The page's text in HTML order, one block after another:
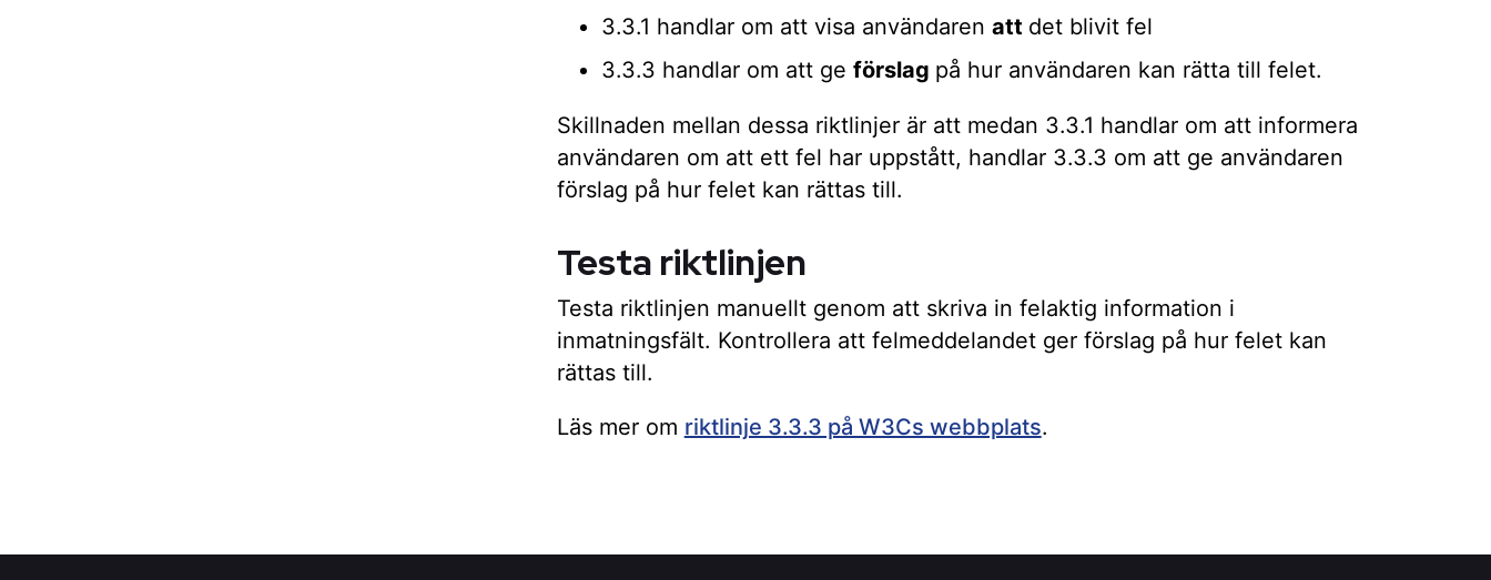
3.3.1 handlar om att visa användaren att det blivit fel
3.3.3 handlar om att ge förslag på hur användaren kan rätta till felet.
Skillnaden mellan dessa riktlinjer är att medan 3.3.1 handlar om att informera
användaren om att ett fel har uppstått, handlar 3.3.3 om att ge användaren
förslag på hur felet kan rättas till.
Testa riktlinjen
Testa riktlinjen manuellt genom att skriva in felaktig information i
inmatningsfält. Kontrollera att felmeddelandet ger förslag på hur felet kan
rättas till.
Läs mer om riktlinje 3.3.3 på W3Cs webbplats.